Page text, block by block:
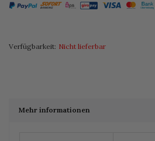
Verfügbarkeit: Nicht lieferbar
Mehr informationen